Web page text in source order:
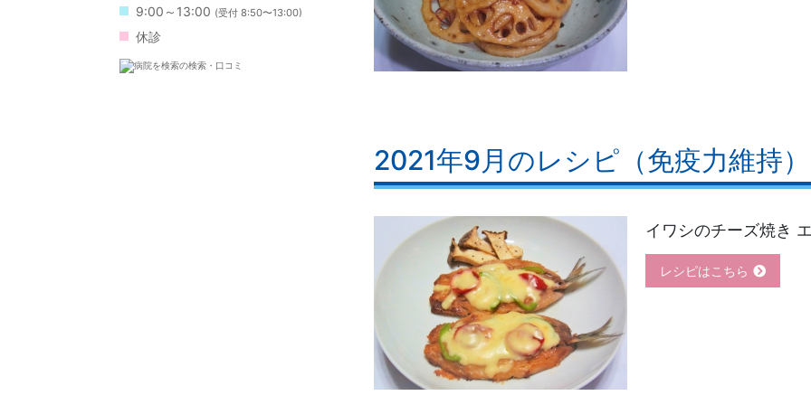
2021年9月のレシピ（免疫力維持）
イワシのチーズ焼き
レシピはこちら
9:00～13:00 (受付 8:50〜13:00)
休診